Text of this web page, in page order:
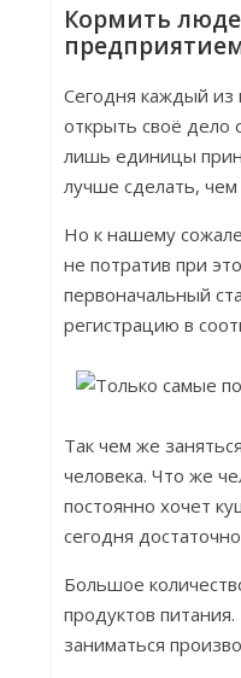
Кормить
Сегодня каждый из
открыть своё дело
лишь единицы
лучше сделать,
Но к нашему
не потратив при
первоначальный
регистрацию в
Так чем же
человека. Что же
постоянно хочет
сегодня
Большое
продуктов
заниматься